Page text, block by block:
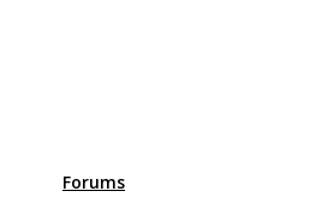
Forums